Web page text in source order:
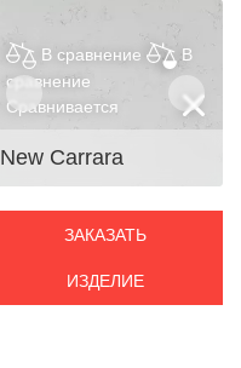
В сравнение
В
сравнение
Сравнивается
New Carrara
ЗАКАЗАТЬ
ИЗДЕЛИЕ